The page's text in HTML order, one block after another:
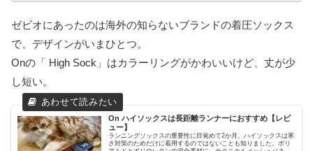
ゼビオにあったのは海外の知らないブランドの着圧ソックス
で、デザインがいまひとつ。
Onの「 High Sock」はカラーリングがかわいいけど、丈が少
し短い。
On ハイソックスは長距離ランナーにおすすめ【レビ
ュー】
ランニングソックスの重要性に目覚めて2か月。ハイソックスは寒
さ対策のためだけに着用するのではないことも知りました。ポリ